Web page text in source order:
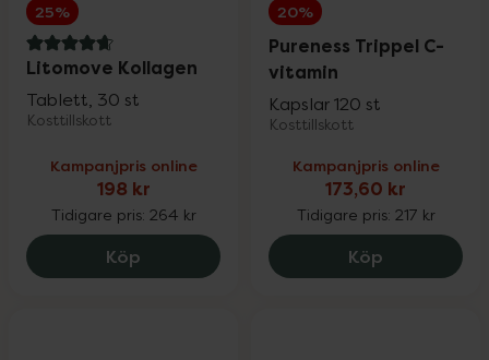
25%
4.9 av 5 i omdöme
Litomove Kollagen
Tablett, 30 st
Kosttillskott
Kampanjpris online
198 kr
Tidigare pris: 264 kr
Köp Litomove Kollagen, 198 kr.
20%
Pureness Trippel C-
vitamin
Kapslar 120 st
Kosttillskott
Kampanjpris online
173,60 kr
Tidigare pris: 217 kr
Köp Pureness